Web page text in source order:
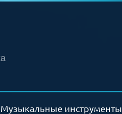
Музыкальные инструменты